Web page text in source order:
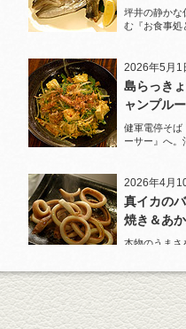
坪井の静かな
む『お食事処
2026年5月1
島らっき
ャンプル
健軍電停そば
ーサー』へ。
2026年4月
真イカの
焼き＆あ
本物のうまさ
まい！と唸る
2026年3月
原始焼き